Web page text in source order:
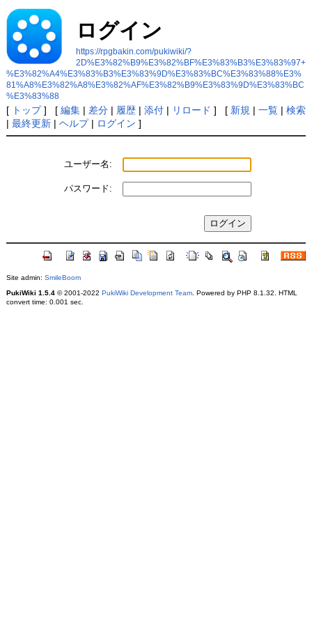
ログイン
https://rpgbakin.com/pukiwiki/?
2D%E3%82%B9%E3%82%BF%E3%83%B3%E3%83%97+
%E3%82%A4%E3%83%B3%E3%83%9D%E3%83%BC%E3%83%88%E3%
81%A8%E3%82%A8%E3%82%AF%E3%82%B9%E3%83%9D%E3%83%BC
%E3%83%88
[ トップ] [ 編集| 差分| 履歴| 添付| リロード ] [ 新規 | 一覧| 検索
| 最終更新| ヘルプ| ログイン ]
ユーザー名:
パスワード:
Site admin: SmileBoom
PukiWiki 1.5.4© 2001-2022 PukiWiki Development Team. Powered by PHP 8.1.32. HTML
convert time: 0.001 sec.